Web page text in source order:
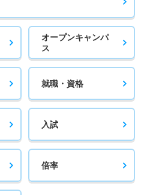
オープンキャンパ
ス
就職・資格
入試
倍率